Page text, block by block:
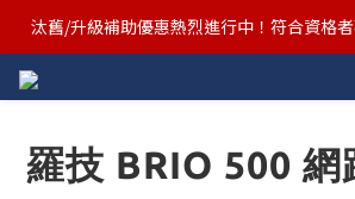
汰舊/升級補助優惠熱烈進行中！符合資格
汰舊/升級補助優惠熱烈進行中！符合資格
Ergotron x FUNTE 強強聯手，桌面優化必
羅技 BRIO 500 網